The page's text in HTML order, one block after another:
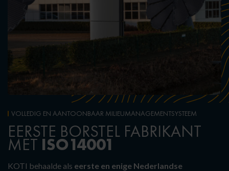
VOLLEDIG EN AANTOONBAAR MILIEUMANAGEMENTSYSTEEM
EERSTE BORSTEL FABRIKANT
MET ISO14001
KOTI behaalde als eerste en enige Nederlandse